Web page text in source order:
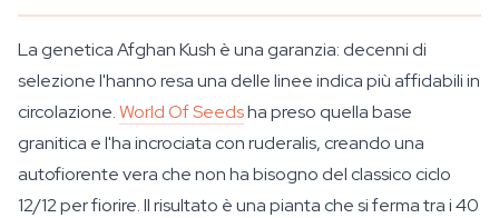
La genetica Afghan Kush è una garanzia: decenni di
selezione l'hanno resa una delle linee indica più affidabili in
circolazione.World Of Seedsha preso quella base
granitica e l'ha incrociata con ruderalis, creando una
autofiorente vera che non ha bisogno del classico ciclo
12/12 per fiorire. Il risultato è una pianta che si ferma tra i 40